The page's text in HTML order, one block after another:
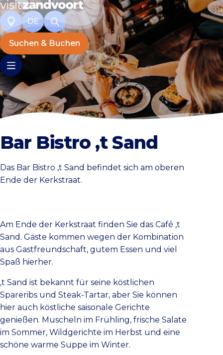
DE
Suchen & Buchen
Bar Bistro ‚t Sand
Das Bar Bistro ‚t Sand befindet sich am oberen
Ende der Kerkstraat.
Am Ende der Kerkstraat finden Sie das Café ‚t
Sand. Gäste kommen wegen der Kombination
aus Gastfreundschaft, gutem Essen und viel
Spaß hierher.
‚t Sand ist bekannt für seine köstlichen
Spareribs und Steak-Tartar, aber Sie können
hier auch köstliche saisonale Gerichte
genießen. Muscheln im Frühling, frische Salate
im Sommer, Wildgerichte im Herbst und eine
schöne warme Suppe im Winter.